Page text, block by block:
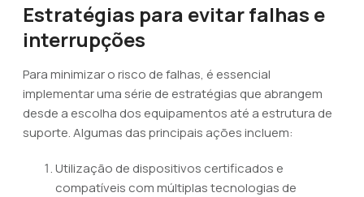
Estratégias para evitar falhas e
interrupções
Para minimizar o risco de falhas, é essencial
implementar uma série de estratégias que abrangem
desde a escolha dos equipamentos até a estrutura de
suporte. Algumas das principais ações incluem:
Utilização de dispositivos certificados e
compatíveis com múltiplas tecnologias de